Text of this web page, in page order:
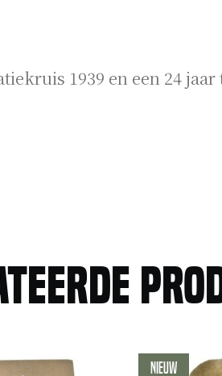
1939 en een 24
Nieuw